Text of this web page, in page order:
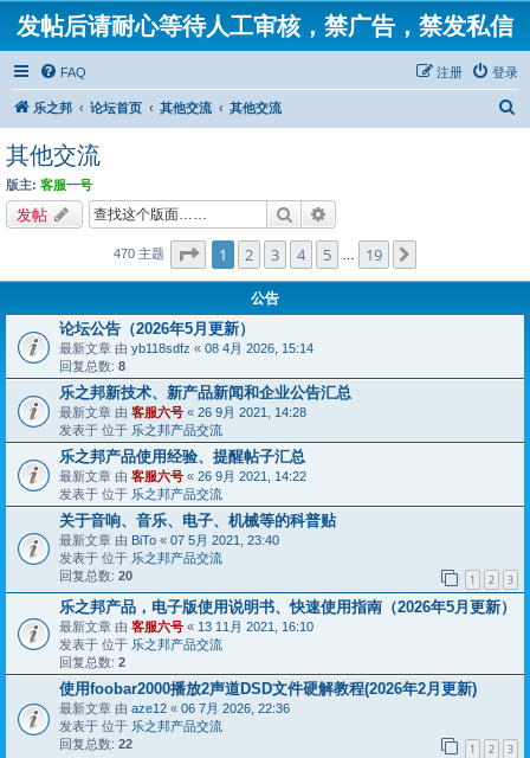
发帖后请耐心等待人工审核，禁广告，禁发私信
FAQ 登录
注册
乐之邦 论坛首页 其他交流 其他交流
其他交流
版主: 客服一号
发帖 搜索
470 主题 分页：1 19
1 2 3 4 5 19
公告
论坛公告（2026年5月更新）
最新文章 由 yb118sdfz « 08 4月 2026, 15:14
回复总数: 8
乐之邦新技术、新产品新闻和企业公告汇总
最新文章 由 客服六号 « 26 9月 2021, 14:28
发表于 位于 乐之邦产品交流
乐之邦产品使用经验、提醒帖子汇总
最新文章 由 客服六号 « 26 9月 2021, 14:22
发表于 位于 乐之邦产品交流
关于音响、音乐、电子、机械等的科普贴
最新文章 由 BiTo « 07 5月 2021, 23:40
发表于 位于 乐之邦产品交流
回复总数: 20 1 2 3
乐之邦产品，电子版使用说明书、快速使用指南（2026年5月更新）
最新文章 由 客服六号 « 13 11月 2021, 16:10
发表于 位于 乐之邦产品交流
回复总数: 2
使用foobar2000播放2声道DSD文件硬解教程(2026年2月更新)
最新文章 由 aze12 « 06 7月 2026, 22:36
发表于 位于 乐之邦产品交流
回复总数: 22 1 2 3